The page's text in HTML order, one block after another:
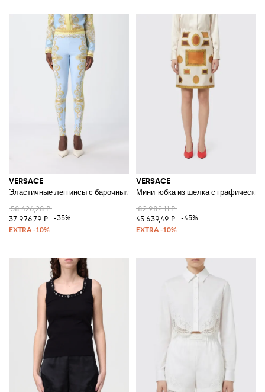
VERSACE
Эластичные леггинсы с барочным принтом
58 426,28 ₽
37 976,79 ₽
-35%
VERSACE
Мини-юбка из шелка с
82 982,11 ₽
45 639,49 ₽
-45%